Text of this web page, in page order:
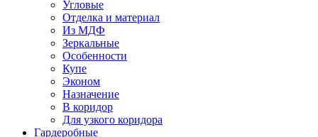
Угловые
Отделка и материал
Из МДФ
Зеркальные
Особенности
Купе
Эконом
Назначение
В коридор
Для узкого коридора
Гардеробные